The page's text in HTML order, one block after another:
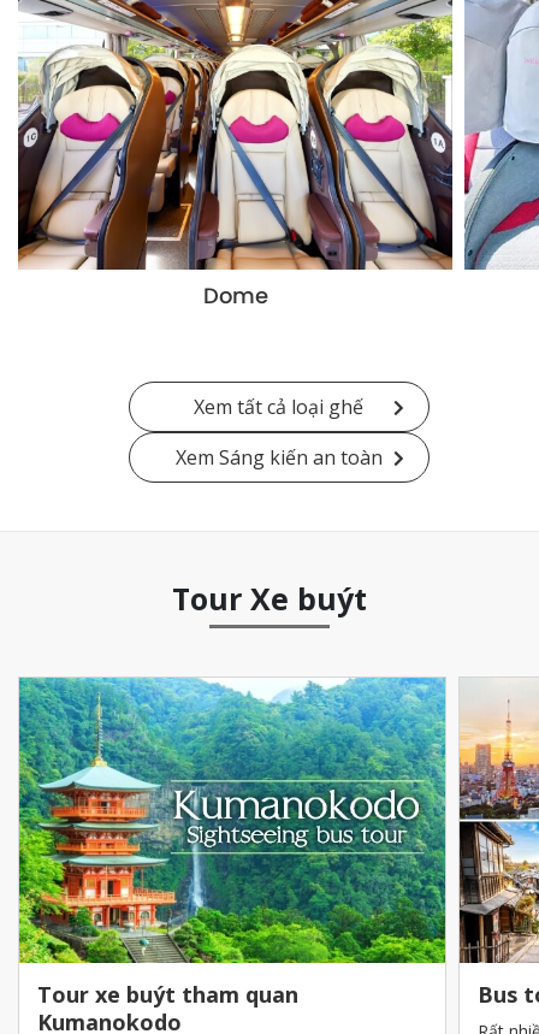
Dome
Xem tất cả loại ghế
Xem Sáng kiến an toàn
Tour Xe buýt
Tour xe buýt tham quan
Kumanokodo
Bus